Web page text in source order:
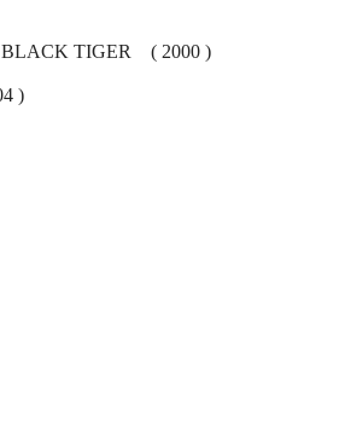
TIGER ( 2000 )
)